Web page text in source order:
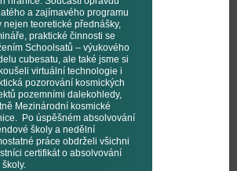
a zajímavého programu
nejen teoretické přednášky,
praktické činnosti se
Schoolsatů – výukového
cubesatu, ale také jsme si
virtuální technologie i
pozorování kosmických
pozemními dalekohledy,
Mezinárodní kosmické
Po úspěšném absolvování
školy a nedělní
práce obdrželi všichni
certifikát o absolvování
školy.